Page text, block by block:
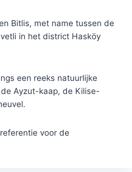
Bitlis, met name tussen de
in het district Hasköy
een reeks natuurlijke
Ayzut-kaap, de Kilise-
voor de